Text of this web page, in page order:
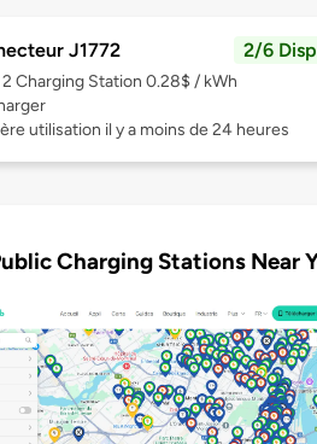
J1772 2/6
Charging Station 0.28$ / kWh
utilisation il y a moins de 24 heures
Charging Stations Near